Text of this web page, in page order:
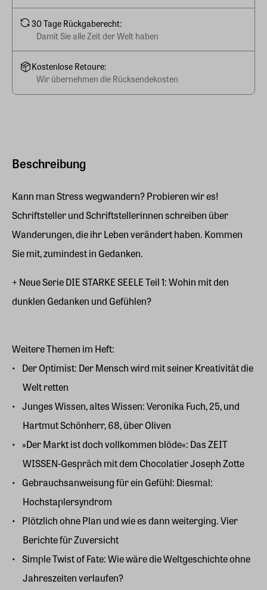
Beschreibung
Kann man Stress wegwandern? Probieren wir es!
Schriftsteller und Schriftstellerinnen schreiben über
Wanderungen, die ihr Leben verändert haben. Kommen
Sie mit, zumindest in Gedanken.
+ Neue Serie DIE STARKE SEELE Teil 1: Wohin mit den
dunklen Gedanken und Gefühlen?
Weitere Themen im Heft:
Der Optimist: Der Mensch wird mit seiner Kreativität die
Welt retten
Junges Wissen, altes Wissen: Veronika Fuch, 25, und
Hartmut Schönherr, 68, über Oliven
»Der Markt ist doch vollkommen blöde«: Das ZEIT
WISSEN-Gespräch mit dem Chocolatier Joseph Zotte
Gebrauchsanweisung für ein Gefühl: Diesmal:
Hochstaplersyndrom
Plötzlich ohne Plan und wie es dann weiterging. Vier
Berichte für Zuversicht
Simple Twist of Fate: Wie wäre die Weltgeschichte ohne
Jahreszeiten verlaufen?
30 Tage Rückgaberecht:
Damit Sie alle Zeit der Welt haben
Kostenlose Retoure:
Wir übernehmen die Rücksendekosten